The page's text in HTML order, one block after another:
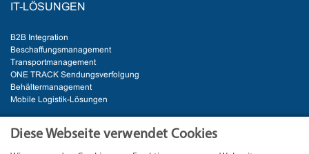
IT-LÖSUNGEN
B2B Integration
Beschaffungsmanagement
Transportmanagement
ONE TRACK Sendungsverfolgung
Behältermanagement
Mobile Logistik-Lösungen
BRANCHEN
Diese Webseite verwendet Cookies